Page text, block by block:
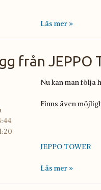
Läs mer »
från JEPPO
Nu kan man följa
Finns även
JEPPO TOWER
Läs mer »